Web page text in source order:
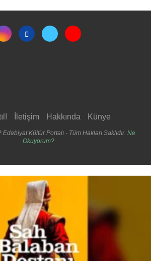
İletişim Hakkında Künye
Kültür Portalı - Tüm Hakları Saklıdır. Ne
Okuyorum?